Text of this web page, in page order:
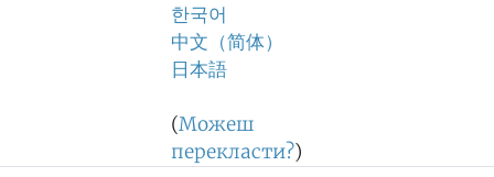
한국어
中文（简体）
日本語
(Можеш
перекласти?)